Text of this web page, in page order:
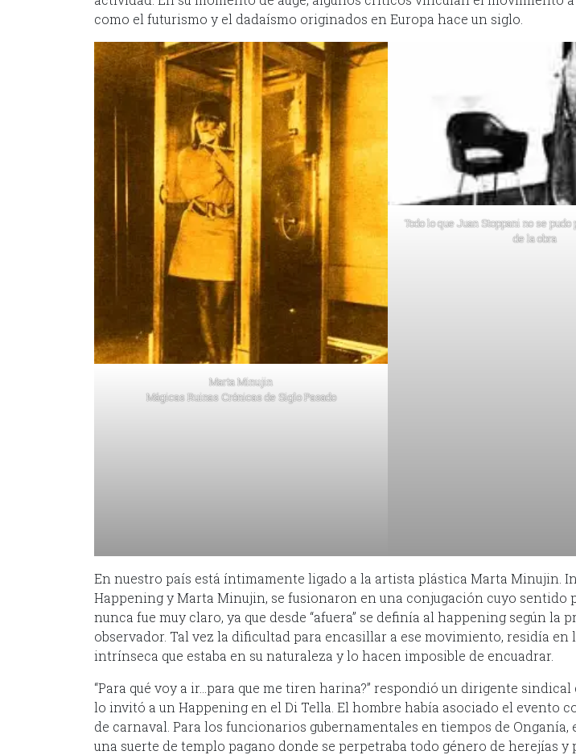
como el futurismo y el dadaísmo originados en Europa hace un siglo.
Marta Minujin
Mágicas Ruinas Crónicas de Siglo Pasado
Todo lo que Juan Stoppani no se
de la obra
En nuestro país está íntimamente ligado a la artista plástica Marta Minujin.
Happening y Marta Minujin, se fusionaron en una conjugación cuyo sentido
nunca fue muy claro, ya que desde “afuera” se definía al happening según la
observador. Tal vez la dificultad para encasillar a ese movimiento, residía en
intrínseca que estaba en su naturaleza y lo hacen imposible de encuadrar.
“Para qué voy a ir…para que me tiren harina?” respondió un dirigente
lo invitó a un Happening en el Di Tella. El hombre había asociado el evento
de carnaval. Para los funcionarios gubernamentales en tiempos de Onganía,
una suerte de templo pagano donde se perpetraba todo género de herejías y